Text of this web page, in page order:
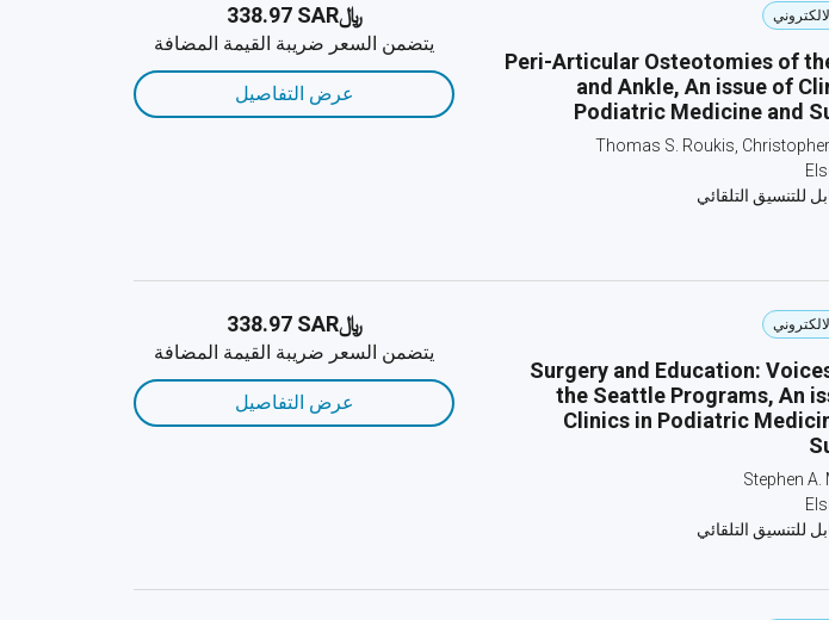
Peri-Articular Osteotomies of
and Ankle, An issue of
Podiatric Medicine and
Thomas S. Roukis,
للتنسيق التلقائي
﷼‎338.97 SAR
يتضمن السعر ضريبة القيمة المضافة
عرض التفاصيل
Surgery and Education:
the Seattle Programs, An
Clinics in Podiatric
Stephen A.
للتنسيق التلقائي
﷼‎338.97 SAR
يتضمن السعر ضريبة القيمة المضافة
عرض التفاصيل